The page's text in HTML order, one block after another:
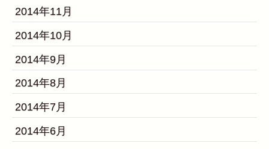
2014年11月
2014年10月
2014年9月
2014年8月
2014年7月
2014年6月